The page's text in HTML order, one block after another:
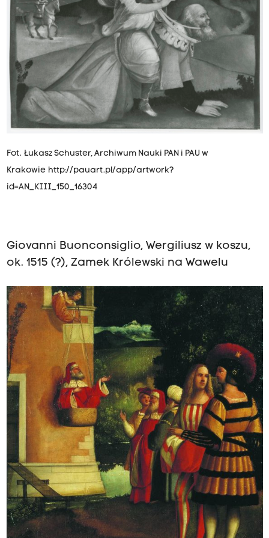
Fot. Łukasz Schuster, Archiwum Nauki PAN i PAU w
Krakowie http://pauart.pl/app/artwork?
id=AN_KIII_150_16304
Giovanni Buonconsiglio, Wergiliusz w koszu,
ok. 1515 (?), Zamek Królewski na Wawelu